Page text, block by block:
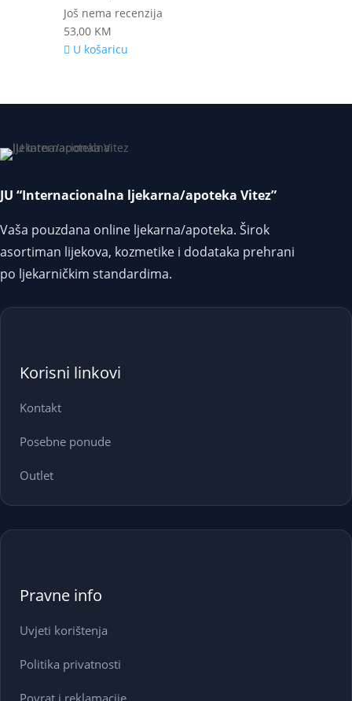
Još nema recenzija
53,00 KM
U košaricu
JU “Internacionalna ljekarna/apoteka Vitez”
Vaša pouzdana online ljekarna/apoteka. Širok
asortiman lijekova, kozmetike i dodataka prehrani
po ljekarničkim standardima.
Korisni linkovi
Kontakt
Posebne ponude
Outlet
Pravne info
Uvjeti korištenja
Politika privatnosti
Povrat i reklamacije